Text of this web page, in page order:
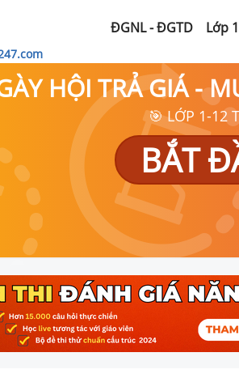
ĐGNL - ĐGTD Lớp
HỘI TRẢ GIÁ -
🎯 LỚP 1-12
BẮT